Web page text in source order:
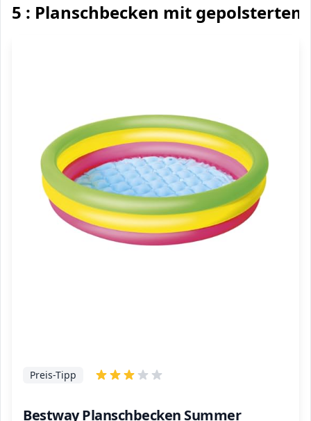
5 : Planschbecken mit
Bestway Planschbecken Summer
Preis-Tipp